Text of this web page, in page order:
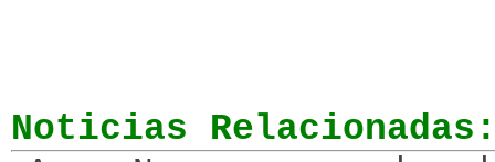
Noticias